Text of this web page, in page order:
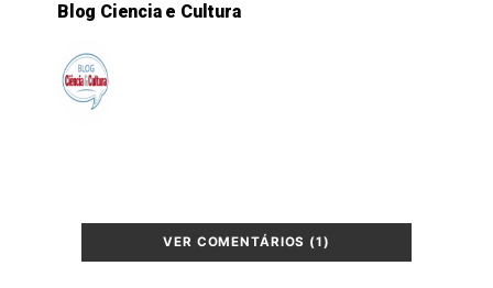
Blog Ciencia e Cultura
VER COMENTÁRIOS (1)